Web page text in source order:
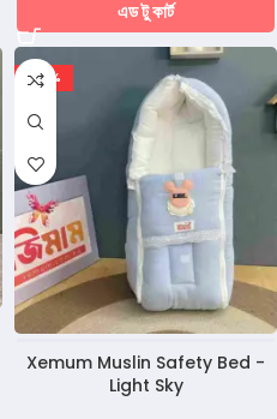
এড টু কার্ট
-29%
Xemum Muslin Safety Bed -
Light Sky